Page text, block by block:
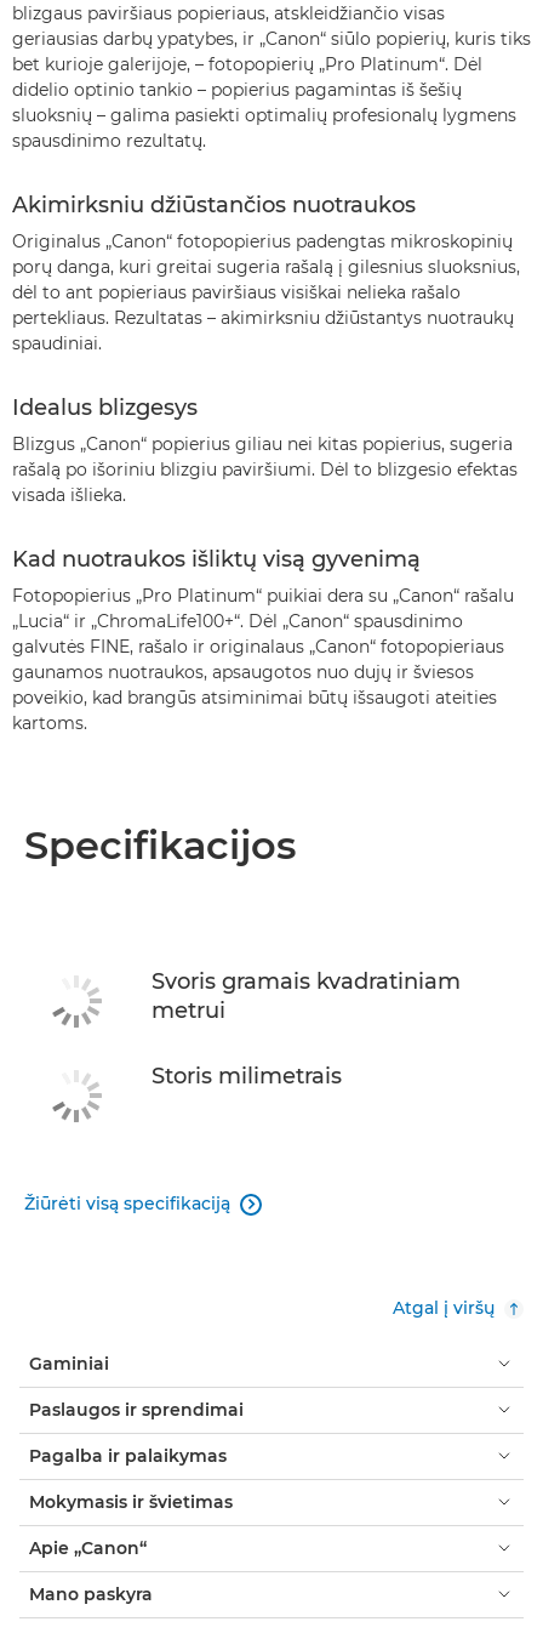
blizgaus paviršiaus popieriaus, atskleidžiančio visas
geriausias darbų ypatybes, ir „Canon“ siūlo popierių, kuris tiks
bet kurioje galerijoje, – fotopopierių „Pro Platinum“. Dėl
didelio optinio tankio – popierius pagamintas iš šešių
sluoksnių – galima pasiekti optimalių profesionalų lygmens
spausdinimo rezultatų.
Akimirksniu džiūstančios nuotraukos
Originalus „Canon“ fotopopierius padengtas mikroskopinių
porų danga, kuri greitai sugeria rašalą į gilesnius sluoksnius,
dėl to ant popieriaus paviršiaus visiškai nelieka rašalo
pertekliaus. Rezultatas – akimirksniu džiūstantys nuotraukų
spaudiniai.
Idealus blizgesys
Blizgus „Canon“ popierius giliau nei kitas popierius, sugeria
rašalą po išoriniu blizgiu paviršiumi. Dėl to blizgesio efektas
visada išlieka.
Kad nuotraukos išliktų visą gyvenimą
Fotopopierius „Pro Platinum“ puikiai dera su „Canon“ rašalu
„Lucia“ ir „ChromaLife100+“. Dėl „Canon“ spausdinimo
galvutės FINE, rašalo ir originalaus „Canon“ fotopopieriaus
gaunamos nuotraukos, apsaugotos nuo dujų ir šviesos
poveikio, kad brangūs atsiminimai būtų išsaugoti ateities
kartoms.
Specifikacijos
Svoris gramais kvadratiniam
metrui
Storis milimetrais
Žiūrėti visą specifikaciją 
Atgal į viršų
Gaminiai
Paslaugos ir sprendimai
Pagalba ir palaikymas
Mokymasis ir švietimas
Apie „Canon“
Mano paskyra